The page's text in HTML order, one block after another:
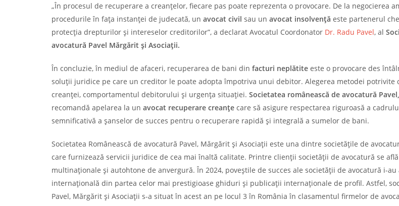
„În procesul de recuperare a creanțelor, fiecare pas poate reprezenta o provocare. De la negocierea
procedurile în fața instanței de judecată, un avocat civil sau un avocat insolvență este partenerul
protecția drepturilor și intereselor creditorilor”, a declarat Avocatul Coordonator Dr. Radu Pavel, al
avocatură Pavel Mărgărit și Asociații.
În concluzie, în mediul de afaceri, recuperarea de bani din facturi neplătite este o provocare des
soluții juridice pe care un creditor le poate adopta împotriva unui debitor. Alegerea metodei potrivite
creanței, comportamentul debitorului și urgența situației. Societatea românească de avocatură
recomandă apelarea la un avocat recuperare creanțe care să asigure respectarea riguroasă a
semnificativă a șanselor de succes pentru o recuperare rapidă și integrală a sumelor de bani.
Societatea Românească de avocatură Pavel, Mărgărit și Asociații este una dintre societățile de
care furnizează servicii juridice de cea mai înaltă calitate. Printre clienții societății de avocatură se
multinaționale și autohtone de anvergură. În 2024, poveștile de succes ale societății de avocatură i-
internațională din partea celor mai prestigioase ghiduri și publicații internaționale de profil. Astfel,
Pavel, Mărgărit și Asociații s-a situat în acest an pe locul 3 în România în clasamentul firmelor de